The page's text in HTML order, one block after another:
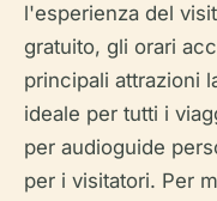
l'esperienza del
gratuito, gli orari
principali attrazioni
ideale per tutti i
per audioguide
per i visitatori. Per